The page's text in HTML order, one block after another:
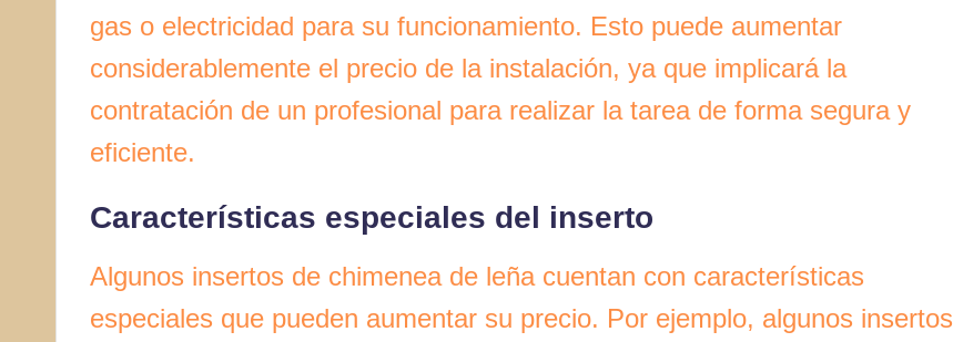
gas o electricidad para su funcionamiento. Esto puede aumentar
considerablemente el precio de la instalación, ya que implicará la
contratación de un profesional para realizar la tarea de forma segura y
eficiente.
Características especiales del inserto
Algunos insertos de chimenea de leña cuentan con características
especiales que pueden aumentar su precio. Por ejemplo, algunos insertos